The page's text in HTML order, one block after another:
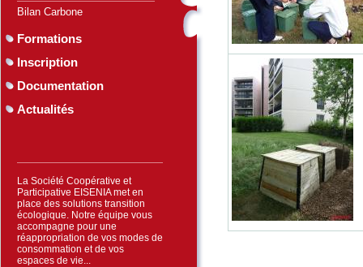
Bilan Carbone
Formations
Inscription
Documentation
Actualités
La Société Coopérative et
Participative EISENIA met en
place des solutions transition
écologique. Notre équipe vous
accompagne pour une
réappropriation de vos modes de
consommation et de vos
espaces de vie...